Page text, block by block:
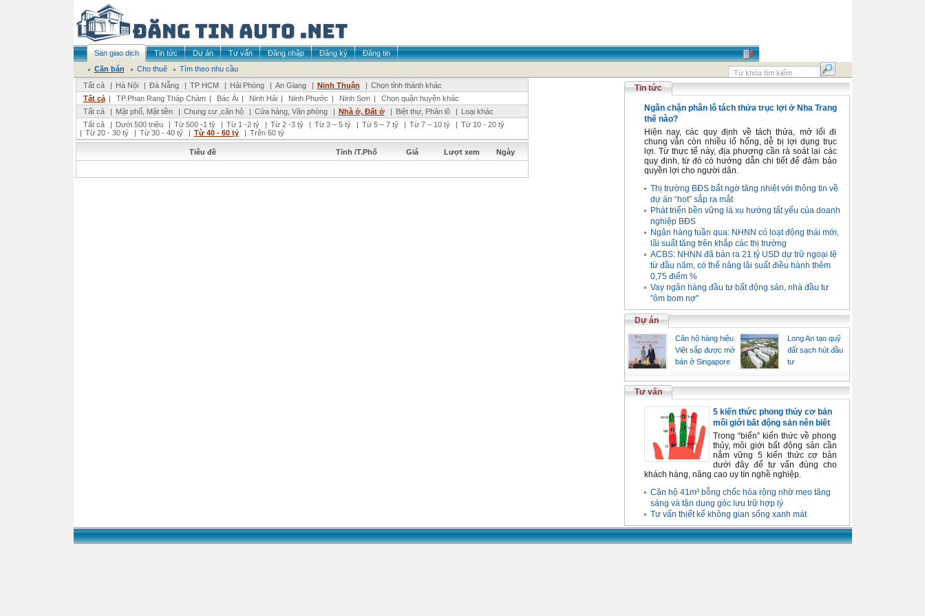
Sàn giao dịch Tin tức Dự án Tư vấn Đăng nhập Đăng ký
Đăng tin
Cần bán
Cho thuê
Tìm theo nhu cầu
Tất cả
| Hà Nội | Đà Nẵng | TP HCM | Hải Phòng | An Giang | Ninh Thuận | Chọn tỉnh thành khác
Tất cả | TP.Phan Rang Tháp Chàm | Bác Ái | Ninh Hải | Ninh Phước | Ninh Sơn |
Chọn quận huyện khác
Tất cả
| Mặt phố, Mặt tiền | Chung cư ,căn hộ | Cửa hàng, Văn phòng | Nhà ở, Đất ở | Biệt thự, Phân lô | Loại khác
Tất cả
| Dưới 500 triệu | Từ 500 -1 tỷ | Từ 1 -2 tỷ | Từ 2 -3 tỷ | Từ 3 – 5 tỷ | Từ 5 – 7 tỷ | Từ 7 – 10 tỷ | Từ 10 - 20 tỷ
| Từ 20 - 30 tỷ | Từ 30 - 40 tỷ | Từ 40 - 60 tỷ | Trên 60 tỷ
Tiêu đề Tỉnh /T.Phố Giá Lượt xem Ngày
Tin tức
Ngăn chặn phân lô tách thửa trục lợi ở Nha Trang
thế nào?
Hiện nay, các quy định về tách thửa, mở lối đi
chung vẫn còn nhiều lổ hổng, dễ bị lợi dụng trục
lợi. Từ thực tế này, địa phương cần rà soát lại các
quy định, từ đó có hướng dẫn chi tiết để đảm bảo
quyền lợi cho người dân.
Thị trường BĐS bất ngờ tăng nhiệt với thông tin về
dự án “hot” sắp ra mắt
Phát triển bền vững là xu hướng tất yếu của doanh
nghiệp BĐS
Ngân hàng tuần qua: NHNN có loạt động thái mới,
lãi suất tăng trên khắp các thị trường
ACBS: NHNN đã bán ra 21 tỷ USD dự trữ ngoại tệ
từ đầu năm, có thể nâng lãi suất điều hành thêm
0,75 điểm %
Vay ngân hàng đầu tư bất động sản, nhà đầu tư
"ôm bom nợ"
Dự án
Căn hộ hàng hiệu
Việt sắp được mở
bán ở Singapore
Long An tạo quỹ
đất sạch hút đầu
tư
Tư vấn
5 kiến thức phong thủy cơ bản
môi giới bất động sản nên biết
Trong “biển” kiến thức về phong
thủy, môi giới bất động sản cần
nắm vững 5 kiến thức cơ bản
dưới đây để tư vấn đúng cho
khách hàng, nâng cao uy tín nghề nghiệp.
Căn hộ 41m² bỗng chốc hóa rộng nhờ mẹo tăng
sáng và tận dụng góc lưu trữ hợp lý
Tư vấn thiết kế không gian sống xanh mát